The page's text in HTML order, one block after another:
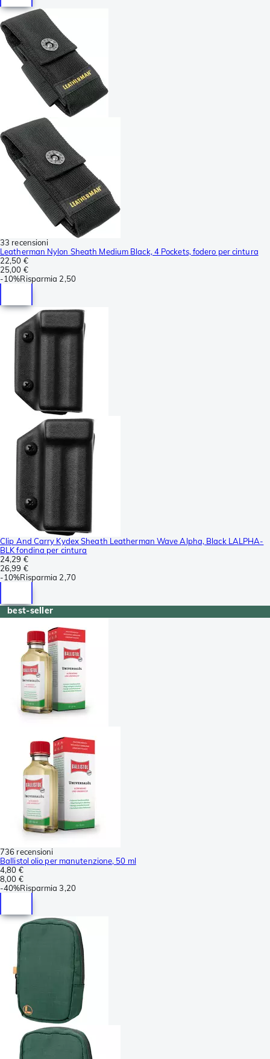
33 recensioni
Leatherman Nylon Sheath Medium Black, 4 Pockets, fodero per cintura
22,50 €
25,00 €
-10%Risparmia 2,50
Clip And Carry Kydex Sheath Leatherman Wave Alpha, Black LALPHA-
BLK fondina per cintura
24,29 €
26,99 €
-10%Risparmia 2,70
best-seller
736 recensioni
Ballistol olio per manutenzione, 50 ml
4,80 €
8,00 €
-40%Risparmia 3,20